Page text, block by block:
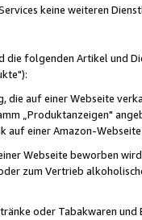
keine weiteren
die folgenden Artikel und
die auf einer Webseite
„Produktanzeigen"
auf einer Amazon-
Webseite beworben
zum Vertrieb
oder Tabakwaren